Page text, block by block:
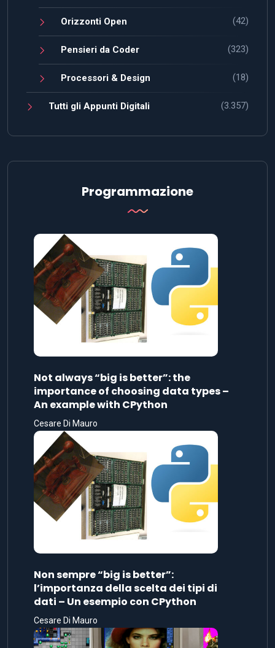
Orizzonti Open (42)
Pensieri da Coder (323)
Processori & Design (18)
Tutti gli Appunti Digitali (3.357)
Programmazione
Not always “big is better”: the
importance of choosing data types –
An example with CPython
Cesare Di Mauro
Non sempre “big is better”:
l’importanza della scelta dei tipi di
dati – Un esempio con CPython
Cesare Di Mauro